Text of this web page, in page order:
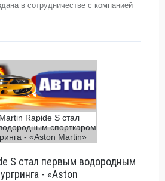
в сотрудничестве с компанией
S стал первым водородным
- «Aston